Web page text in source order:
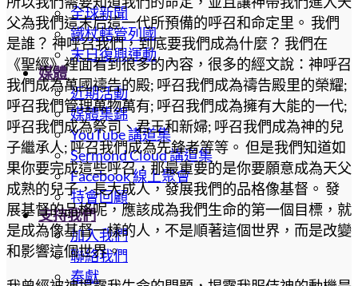
全球新聞
鐵杖轄管列國
末日復興運動
媒體
近期活動
媒體集錦
YouTube 講道集
Sermond Cloud 講道集
Facebook 線上聚會
特會回顧
支持我們
加入我們
聯絡我們
奉獻
父為我們這末后這一代所預備的呼召和命定里。 我們
是誰？ 神呼召我們，到底要我們成為什麼？ 我們在
《聖經》裡面看到很多的內容，很多的經文說：神呼召
我們成為萬國禱告的殿; 呼召我們成為禱告殿里的榮耀;
呼召我們管理萬物萬有; 呼召我們成為擁有大能的一代;
呼召我們成為祭司、君王和新婦; 呼召我們成為神的兒
子繼承人; 呼召我們成為先鋒者等等。 但是我們知道如
果你要完成這些呼召，那最重要的是你要願意成為天父
成熟的兒子，長大成人，發展我們的品格像基督。 發
展基督的品格呢，應該成為我們生命的第一個目標，就
是成為像基督一樣的人，不是順著這個世界，而是改變
和影響這個世界。